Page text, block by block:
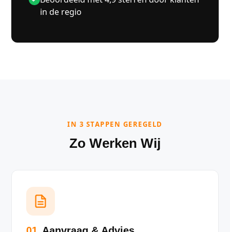
in de regio
IN 3 STAPPEN GEREGELD
Zo Werken Wij